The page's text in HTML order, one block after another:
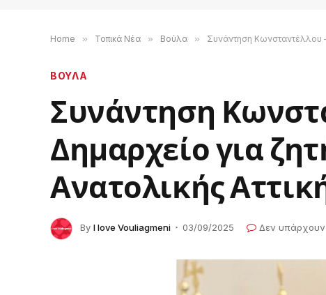
Home » Τοπικά Νέα » Βούλα » Συνάντηση Κωνσταντέλλου –
ΒΟΥΛΑ
Συνάντηση
Δημαρχείο για
Ανατολικής
By I love Vouliagmeni 03/09/2025 Δεν